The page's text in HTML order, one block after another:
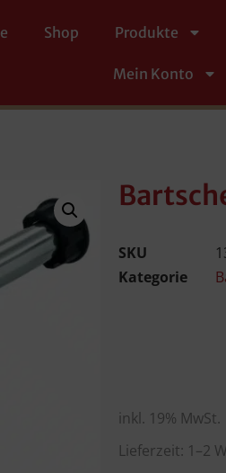
Shop Produkte
Mein Konto
SKU
Kategorie
inkl. 19% MwSt.
Lieferzeit: 1–2